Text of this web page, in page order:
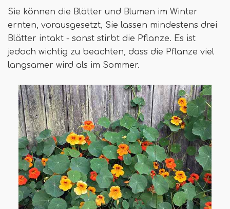
Sie können die Blätter und Blumen im Winter
ernten, vorausgesetzt, Sie lassen mindestens drei
Blätter intakt - sonst stirbt die Pflanze. Es ist
jedoch wichtig zu beachten, dass die Pflanze viel
langsamer wird als im Sommer.